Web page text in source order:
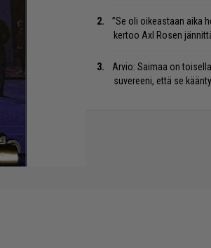
”Se oli oikeastaan aika
kertoo Axl Rosen
Arvio: Saimaa on
suvereeni, että se